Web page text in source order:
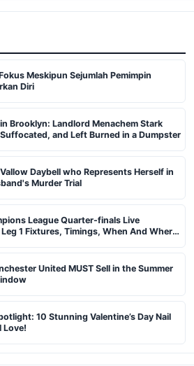
Meskipun Sejumlah Pemimpin
Diri
Brooklyn: Landlord Menachem Stark
and Left Burned in a Dumpster
Daybell who Represents Herself in
Murder Trial
League Quarter-finals Live
1 Fixtures, Timings, When And Where
United MUST Sell in the Summer
10 Stunning Valentine’s Day Nail
Love!